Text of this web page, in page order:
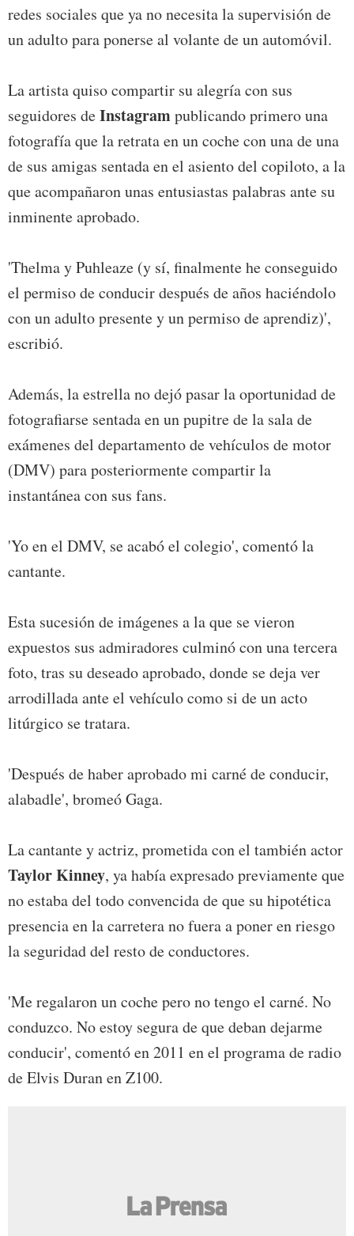
redes sociales que ya no necesita la supervisión de
un adulto para ponerse al volante de un automóvil.
La artista quiso compartir su alegría con sus
seguidores deInstagrampublicando primero una
fotografía que la retrata en un coche con una de una
de sus amigas sentada en el asiento del copiloto, a la
que acompañaron unas entusiastas palabras ante su
inminente aprobado.
'Thelma y Puhleaze (y sí, finalmente he conseguido
el permiso de conducir después de años haciéndolo
con un adulto presente y un permiso de aprendiz)',
escribió.
Además, la estrella no dejó pasar la oportunidad de
fotografiarse sentada en un pupitre de la sala de
exámenes del departamento de vehículos de motor
(DMV) para posteriormente compartir la
instantánea con sus fans.
'Yo en el DMV, se acabó el colegio', comentó la
cantante.
Esta sucesión de imágenes a la que se vieron
expuestos sus admiradores culminó con una tercera
foto, tras su deseado aprobado, donde se deja ver
arrodillada ante el vehículo como si de un acto
litúrgico se tratara.
'Después de haber aprobado mi carné de conducir,
alabadle', bromeó Gaga.
La cantante y actriz, prometida con el también actor
Taylor Kinney, ya había expresado previamente que
no estaba del todo convencida de que su hipotética
presencia en la carretera no fuera a poner en riesgo
la seguridad del resto de conductores.
'Me regalaron un coche pero no tengo el carné. No
conduzco. No estoy segura de que deban dejarme
conducir', comentó en 2011 en el programa de radio
de Elvis Duran en Z100.